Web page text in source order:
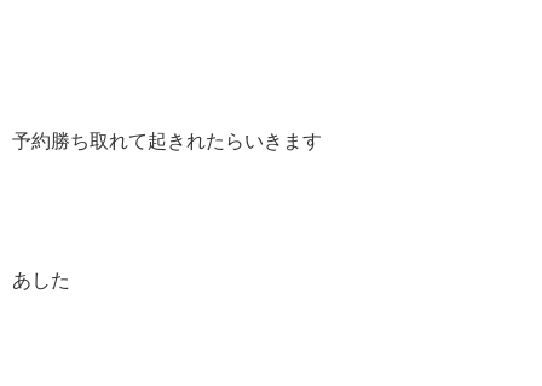
予約勝ち取れて起きれたらいきます
あした